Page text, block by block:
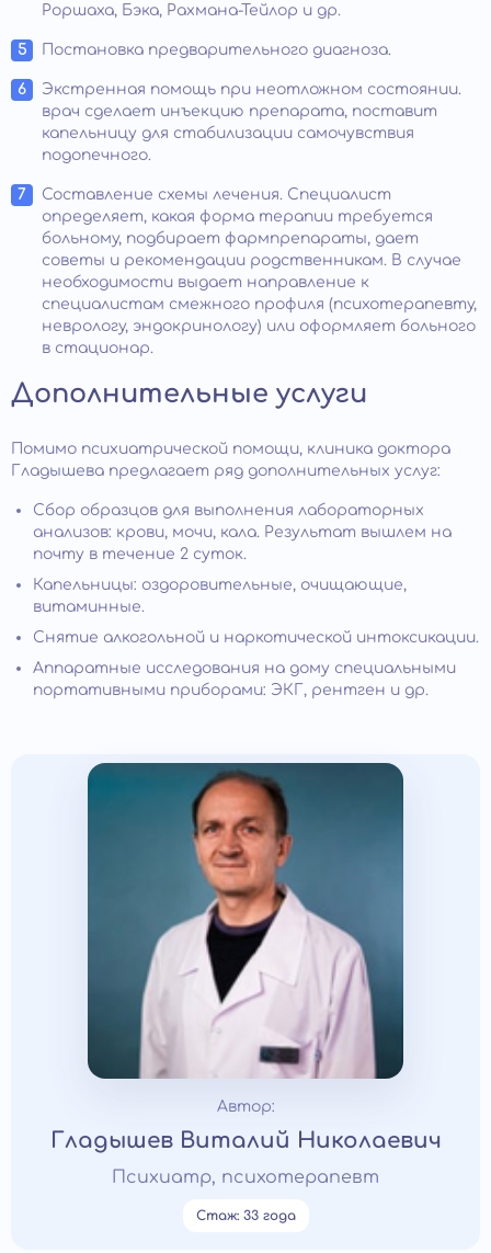
Роршаха, Бэка, Рахмана-Тейлор и др.
Постановка предварительного диагноза.
Экстренная помощь при неотложном состоянии.
врач сделает инъекцию препарата, поставит
капельницу для стабилизации самочувствия
подопечного.
Составление схемы лечения. Специалист
определяет, какая форма терапии требуется
больному, подбирает фармпрепараты, дает
советы и рекомендации родственникам. В случае
необходимости выдает направление к
специалистам смежного профиля (психотерапевту,
неврологу, эндокринологу) или оформляет больного
в стационар.
Дополнительные услуги
Помимо психиатрической помощи, клиника доктора
Гладышева предлагает ряд дополнительных услуг:
Сбор образцов для выполнения лабораторных
анализов: крови, мочи, кала. Результат вышлем на
почту в течение 2 суток.
Капельницы: оздоровительные, очищающие,
витаминные.
Снятие алкогольной и наркотической интоксикации.
Аппаратные исследования на дому специальными
портативными приборами: ЭКГ, рентген и др.
Автор:
Гладышев Виталий Николаевич
Психиатр, психотерапевт
Стаж: 33 года